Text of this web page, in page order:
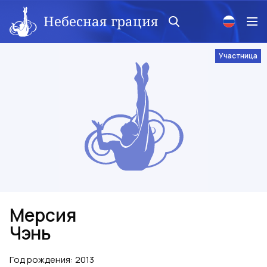
Небесная грация
Участница
Мерсия
Чэнь
Год рождения: 2013